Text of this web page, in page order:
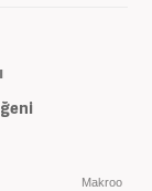
Makroo